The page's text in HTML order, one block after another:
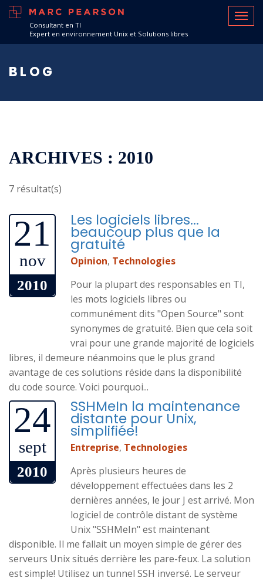
Consultant en TI
Expert en environnement Unix et Solutions libres
BLOG
ARCHIVES : 2010
7 résultat(s)
21
nov
2010
Les logiciels libres...
beaucoup plus que la
gratuité
Opinion, Technologies
Pour la plupart des responsables en TI,
les mots logiciels libres ou
communément dits "Open Source" sont
synonymes de gratuité. Bien que cela soit
vrai pour une grande majorité de logiciels
libres, il demeure néanmoins que le plus grand
avantage de ces solutions réside dans la disponibilité
du code source. Voici pourquoi...
24
sept
2010
SSHMeIn la maintenance
distante pour Unix,
simplifiée!
Entreprise, Technologies
Après plusieurs heures de
développement effectuées dans les 2
dernières années, le jour J est arrivé. Mon
logiciel de contrôle distant de système
Unix "SSHMeIn" est maintenant
disponible. Il me fallait un moyen simple de gérer des
serveurs Unix situés derrière les pare-feux. La solution
est simple! Utilisez un tunnel SSH inversé. Le serveur